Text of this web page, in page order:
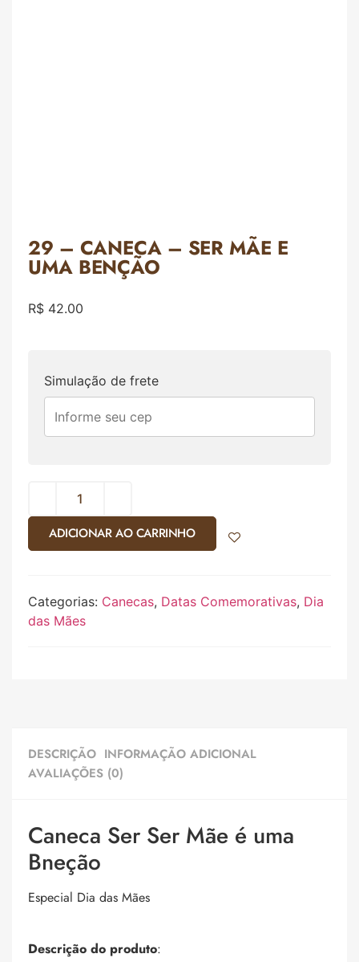
29 – CANECA – SER MÃE E
UMA BENÇÃO
R$ 42.00
Simulação de frete
ADICIONAR AO CARRINHO
Categorias: Canecas, Datas Comemorativas, Dia
das Mães
DESCRIÇÃO INFORMAÇÃO ADICIONAL
AVALIAÇÕES (0)
Caneca Ser Ser Mãe é uma
Bneção
Especial Dia das Mães
Descrição do produto: